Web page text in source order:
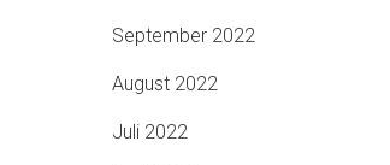
September 2022
August 2022
Juli 2022